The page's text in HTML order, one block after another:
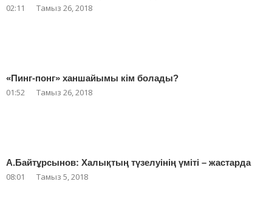
02:11 Тамыз 26, 2018
«Пинг-понг» ханшайымы кім болады?
01:52 Тамыз 26, 2018
А.Байтұрсынов: Халықтың түзелуінің үміті – жастарда
08:01 Тамыз 5, 2018